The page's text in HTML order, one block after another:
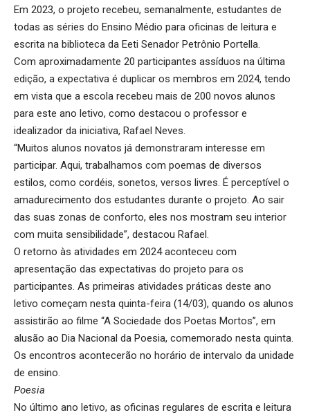
Em 2023, o projeto recebeu, semanalmente, estudantes de
todas as séries do Ensino Médio para oficinas de leitura e
escrita na biblioteca da Eeti Senador Petrônio Portella.
Com aproximadamente 20 participantes assíduos na última
edição, a expectativa é duplicar os membros em 2024, tendo
em vista que a escola recebeu mais de 200 novos alunos
para este ano letivo, como destacou o professor e
idealizador da iniciativa, Rafael Neves.
“Muitos alunos novatos já demonstraram interesse em
participar. Aqui, trabalhamos com poemas de diversos
estilos, como cordéis, sonetos, versos livres. É perceptível o
amadurecimento dos estudantes durante o projeto. Ao sair
das suas zonas de conforto, eles nos mostram seu interior
com muita sensibilidade”, destacou Rafael.
O retorno às atividades em 2024 aconteceu com
apresentação das expectativas do projeto para os
participantes. As primeiras atividades práticas deste ano
letivo começam nesta quinta-feira (14/03), quando os alunos
assistirão ao filme “A Sociedade dos Poetas Mortos”, em
alusão ao Dia Nacional da Poesia, comemorado nesta quinta.
Os encontros acontecerão no horário de intervalo da unidade
de ensino.
Poesia
No último ano letivo, as oficinas regulares de escrita e leitura